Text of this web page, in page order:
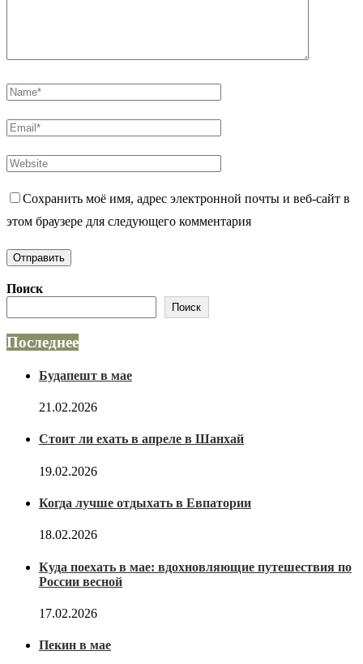
Сохранить моё имя, адрес электронной почты и веб-сайт в
этом браузере для следующего комментария
Поиск
Поиск
Последнее
Будапешт в мае
21.02.2026
Стоит ли ехать в апреле в Шанхай
19.02.2026
Когда лучше отдыхать в Евпатории
18.02.2026
Куда поехать в мае: вдохновляющие путешествия по
России весной
17.02.2026
Пекин в мае